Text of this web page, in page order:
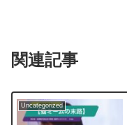
関連記事
Uncategorized